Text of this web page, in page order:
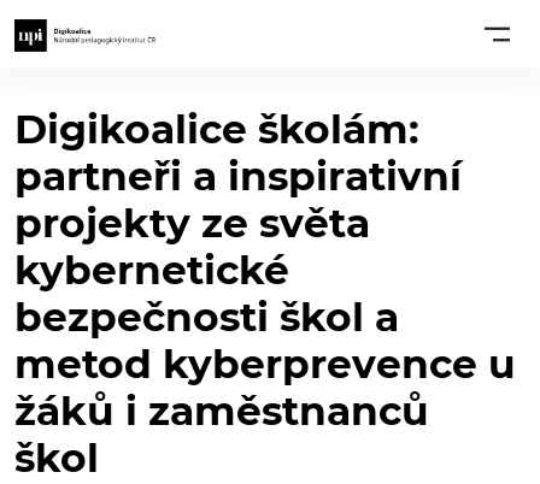
Digikoalice školám:
partneři a inspirativní
projekty ze světa
kybernetické
bezpečnosti škol a
metod kyberprevence u
žáků i zaměstnanců
škol